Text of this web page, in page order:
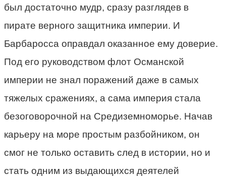
был достаточно мудр, сразу разглядев в
пирате верного защитника империи. И
Барбаросса оправдал оказанное ему доверие.
Под его руководством флот Османской
империи не знал поражений даже в самых
тяжелых сражениях, а сама империя стала
безоговорочной на Средиземноморье. Начав
карьеру на море простым разбойником, он
смог не только оставить след в истории, но и
стать одним из выдающихся деятелей